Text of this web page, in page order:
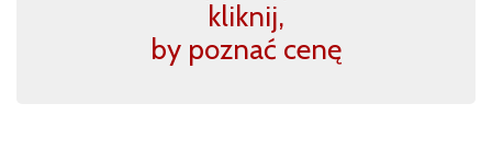
kliknij,
by poznać cenę